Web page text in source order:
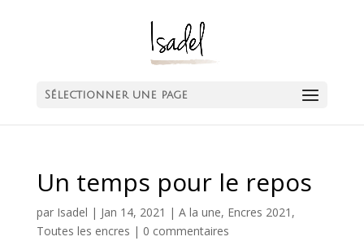
Sélectionner une page
Un temps pour le repos
par Isadel | Jan 14, 2021 | A la une, Encres 2021 ,
Toutes les encres | 0 commentaires